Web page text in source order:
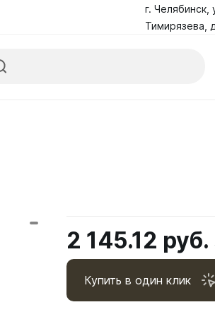
г. Челябинск,
Тимирязева,
2 145.12 руб.
Купить в один клик